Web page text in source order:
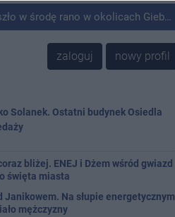
Janikowa. Wówczas na słupie energetycznym odnaleziono ciało mężczyzny.
zaloguj nowy profil
Solanek. Ostatni budynek Osiedla
bliżej. ENEJ i Dżem wśród gwiazd
święta miasta
Janikowem. Na słupie energetycznym
mężczyzny